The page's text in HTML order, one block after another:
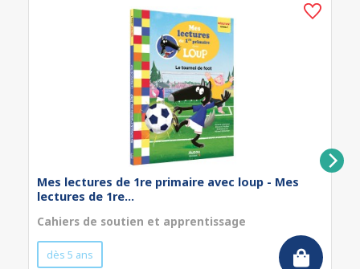
Mes lectures de 1re primaire avec loup - Mes
lectures de 1re...
Cahiers de soutien et apprentissage
dès 5 ans